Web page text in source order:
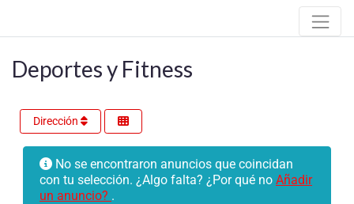
Deportes y Fitness
Dirección
No se encontraron anuncios que coincidan
con tu selección. ¿Algo falta? ¿Por qué no Añadir
un anuncio? .